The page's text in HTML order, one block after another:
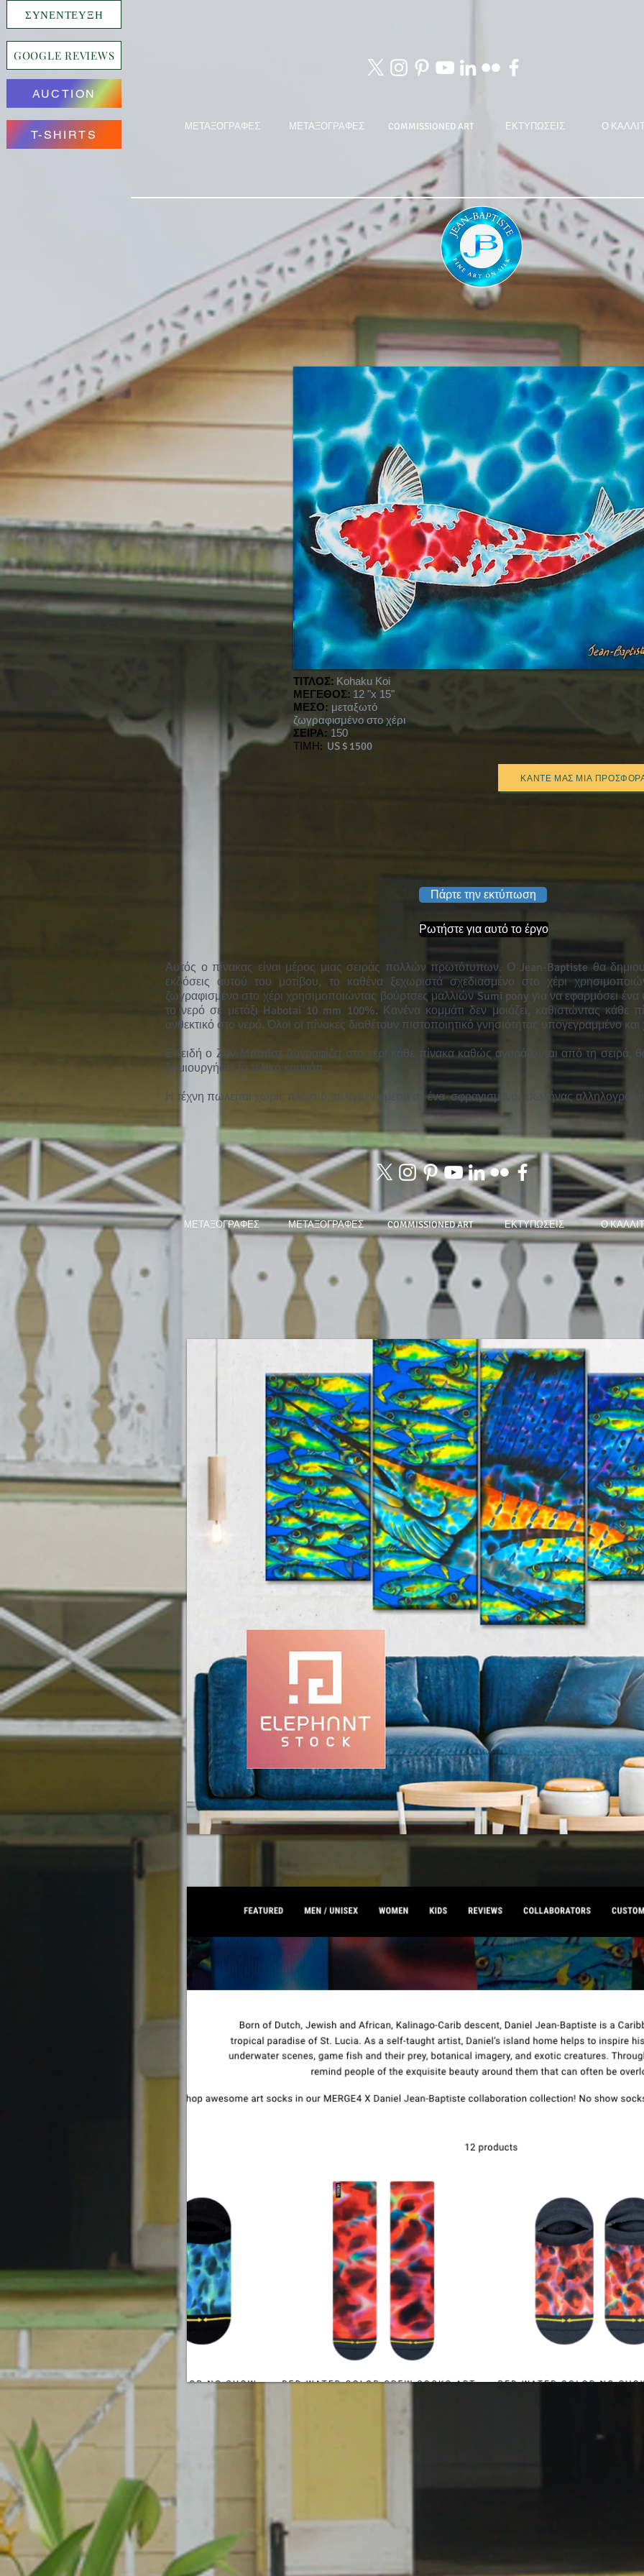
ΣΥΝΕΝΤΕΥΞΗ
GOOGLE REVIEWS
AUCTION
T-SHIRTS
ΜΕΤΑΞΟΓΡΑΦΕΣ ΜΕΤΑΞΟΓΡΑΦΕΣ COMMISSIONED ART ΕΚΤΥΠΩΣΕΙΣ Ο
ΤΙΤΛΟΣ: Kohaku Koi
ΜΕΓΕΘΟΣ: 12 "x 15"
ΜΕΣΟ: μεταξωτό
ζωγραφισμένο στο χέρι
ΣΕΙΡΑ: 150
ΤΙΜΗ: US $ 1500
ΚΆΝΤΕ ΜΑΣ ΜΙΑ
Πάρτε την εκτύπωση
Ρωτήστε για αυτό το έργο
Αυτός ο πίνακας είναι μέρος μιας σειράς πολλών πρωτότυπων. Ο Jean-Baptiste θα
εκδόσεις αυτού του μοτίβου, το καθένα ξεχωριστά σχεδιασμένο στο χέρι
ζωγραφισμένο στο χέρι χρησιμοποιώντας βούρτσες μαλλιών Sumi pony για να εφαρμόσει
το νερό σε μετάξι Habotai 10 mm 100%. Κανένα κομμάτι δεν μοιάζει, καθιστώντας κάθε
ανθεκτικό στο νερό. Όλοι οι πίνακες διαθέτουν πιστοποιητικό γνησιότητας υπογεγραμμένο
Επειδή ο Ζαν-Μπατίστ ζωγραφίζει στο χέρι κάθε πίνακα καθώς αγοράζονται από τη σειρά,
δημιουργήσει το τελικό κομμάτι.
Η τέχνη πωλείται χωρίς πλαίσιο, τυλιγμένη μέσα σε ένα σφραγισμένος σωλήνας
ΜΕΤΑΞΟΓΡΑΦΕΣ ΜΕΤΑΞΟΓΡΑΦΕΣ COMMISSIONED ART ΕΚΤΥΠΩΣΕΙΣ Ο